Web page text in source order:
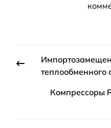
теплообменного
Компрессоры